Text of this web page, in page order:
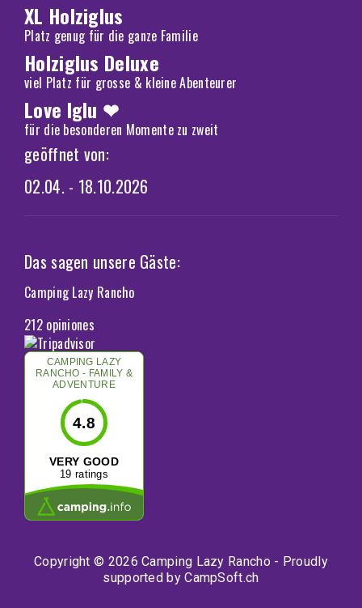
XL Holziglus
Platz genug für die ganze Familie
Holziglus Deluxe
viel Platz für grosse & kleine Abenteurer
Love Iglu ❤
für die besonderen Momente zu zweit
geöffnet von:
02.04. - 18.10.2026
Das sagen unsere Gäste:
Camping Lazy Rancho
212 opiniones
CAMPING LAZY
RANCHO - FAMILY &
ADVENTURE
4.8
VERY GOOD
19 ratings
Copyright © 2026 Camping Lazy Rancho - Proudly
supported byCampSoft.ch